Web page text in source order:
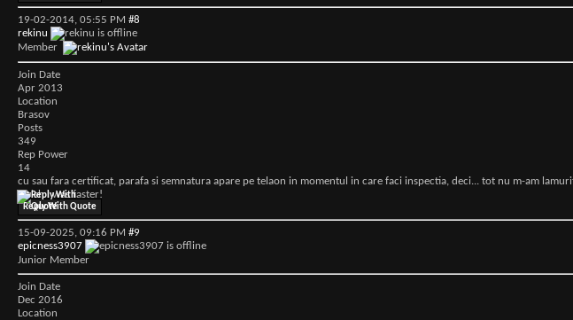
19-02-2014, 05:55 PM #8
rekinu
Member
Join Date
Apr 2013
Location
Brasov
Posts
349
Rep Power
14
cu sau fara certificat, parafa si semnatura apare pe telaon in momentul in care faci inspectia, deci... tot nu m-am
I wish I was faster!
Reply With Quote
15-09-2025, 09:16 PM #9
epicness3907
Junior Member
Join Date
Dec 2016
Location